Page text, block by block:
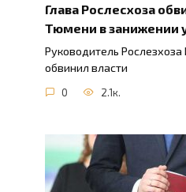
Глава Рослесхоза
Тюмени в занижении
Руководитель
обвинил власти
0 2.1к.